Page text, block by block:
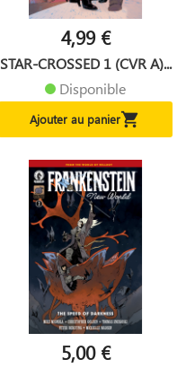
4,99 €
STAR-CROSSED 1 (CVR A)...
Disponible
Ajouter au panier
5,00 €